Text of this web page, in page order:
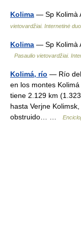
Kolima — Sp Kolimà
vietovardžiai. Internetinė
Kolima — Sp Kolimà
Pasaulio vietovardžiai.
Kolimá, río — Río del
en los montes
tiene 2.129 km
hasta Verjne
obstruido… …